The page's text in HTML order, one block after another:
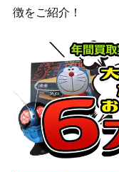
原始生命態ニビル（
崔嵬の地霊使いアウス
（20thSE）【IGAS-
48】
遊戯王 守護竜ピステ
（20thｼｰｸﾚｯﾄ）SAST
スターヴ・ヴェノム・
徴をご紹介！